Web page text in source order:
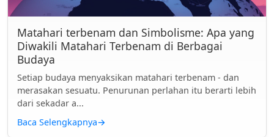
Matahari terbenam dan Simbolisme: Apa yang
Diwakili Matahari Terbenam di Berbagai
Budaya
Setiap budaya menyaksikan matahari terbenam - dan
merasakan sesuatu. Penurunan perlahan itu berarti lebih
dari sekadar a...
Baca Selengkapnya→